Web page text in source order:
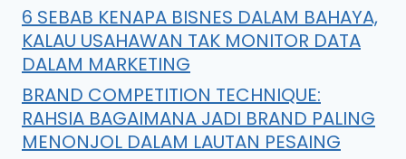
6 SEBAB KENAPA BISNES DALAM BAHAYA,
KALAU USAHAWAN TAK MONITOR DATA
DALAM MARKETING
BRAND COMPETITION TECHNIQUE:
RAHSIA BAGAIMANA JADI BRAND PALING
MENONJOL DALAM LAUTAN PESAING